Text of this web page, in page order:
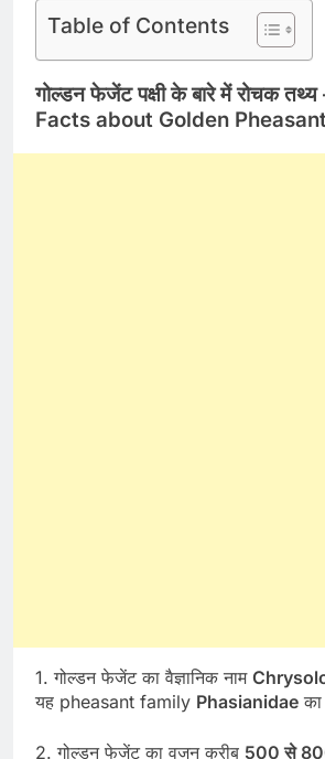
Table of Contents
गोल्डन फेजेंट पक्षी के बारे में रोचक
Facts about Golden
1. गोल्डन फेजेंट का वैज्ञानिक नाम
यह pheasant family Phasianidae
2. गोल्डन फेजेंट का वजन करीब 500 से